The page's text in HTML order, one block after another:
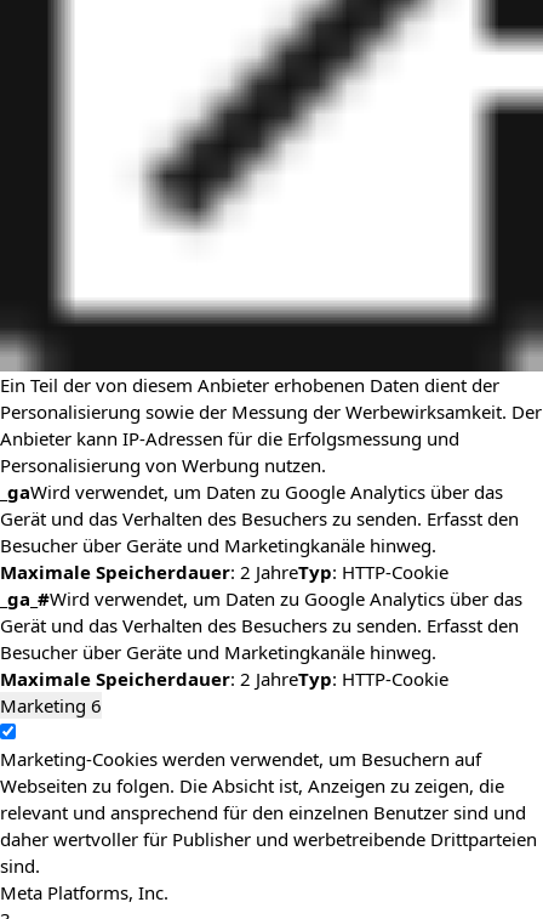
Ein Teil der von diesem Anbieter erhobenen Daten dient der
Personalisierung sowie der Messung der Werbewirksamkeit. Der
Anbieter kann IP-Adressen für die Erfolgsmessung und
Personalisierung von Werbung nutzen.
_gaWird verwendet, um Daten zu Google Analytics über das
Gerät und das Verhalten des Besuchers zu senden. Erfasst den
Besucher über Geräte und Marketingkanäle hinweg.
Maximale Speicherdauer: 2 JahreTyp: HTTP-Cookie
_ga_#Wird verwendet, um Daten zu Google Analytics über das
Gerät und das Verhalten des Besuchers zu senden. Erfasst den
Besucher über Geräte und Marketingkanäle hinweg.
Maximale Speicherdauer: 2 JahreTyp: HTTP-Cookie
Marketing 6
Marketing-Cookies werden verwendet, um Besuchern auf
Webseiten zu folgen. Die Absicht ist, Anzeigen zu zeigen, die
relevant und ansprechend für den einzelnen Benutzer sind und
daher wertvoller für Publisher und werbetreibende Drittparteien
sind.
Meta Platforms, Inc.